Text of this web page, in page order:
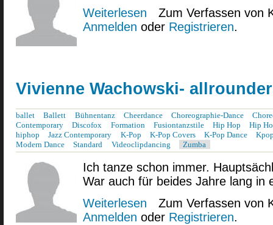
Weiterlesen über Ballroom Tänzer suchst nette
Zum Verfassen von
Anmelden oder Registrieren.
Vivienne Wachowski- allrounder
ballet Ballett Bühnentanz Cheerdance Choreographie-Dance
Contemporary
Discofox Formation Fusiontanzstile Hip Hop
Hip
hiphop
Jazz Contemporary K-Pop K-Pop Covers K-Pop Dance
Modern Dance
Standard Videoclipdancing Zumba
Ich tanze schon immer.
War auch für beides Jahre lang in
Weiterlesen über Vivienne Wachowski-
Zum Verfassen von
Anmelden oder Registrieren.